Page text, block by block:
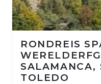
RONDREIS
SALAMANCA,
TOLEDO